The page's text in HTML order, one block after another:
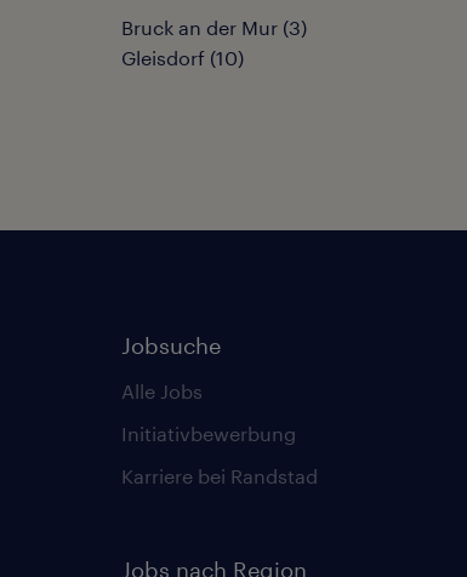
Bruck an der Mur (3)
Gleisdorf (10)
Jobsuche
Alle Jobs
Initiativbewerbung
Karriere bei Randstad
Jobs nach Region